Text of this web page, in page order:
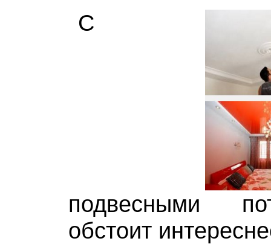
С
подвесными
обстоит